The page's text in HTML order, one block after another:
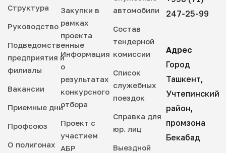
Структура
Руководство
Подведомственные
предприятия и
филиалы
Вакансии
Приемные дни
Профсоюз
О полигонах
Закупки в
рамках
проекта
Информация
о
результатах
конкурсного
отбора
Проект с
участием
АБР
автомобили
Состав
тендерной
комиссии
Список
служебных
поездок
Справка для
юр. лиц
Выездной
247-25-99
Адрес
Город
Ташкент,
Учтепинский
район,
промзона
Бекабад